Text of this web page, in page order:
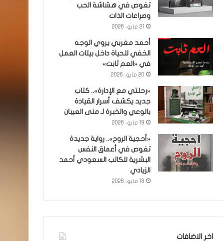
تغوص في هشاشة الحب
وصراعات الذات
21 مايو، 2026
أحمد مغربي يروي الوجه
الخفي للحياة داخل بيئات العمل
في «العم ثابت»
20 مايو، 2026
«رحلتي مع الإدارة».. كتاب
جديد يكشف أسرار القيادة
بالوعي والخبرة لـ منى العيبان
19 مايو، 2026
«أحجية الروح».. رواية جديدة
تغوص في أعماق النفس
البشرية للكاتب السعودي أحمد
الزيادي
18 مايو، 2026
اخر الاضافات